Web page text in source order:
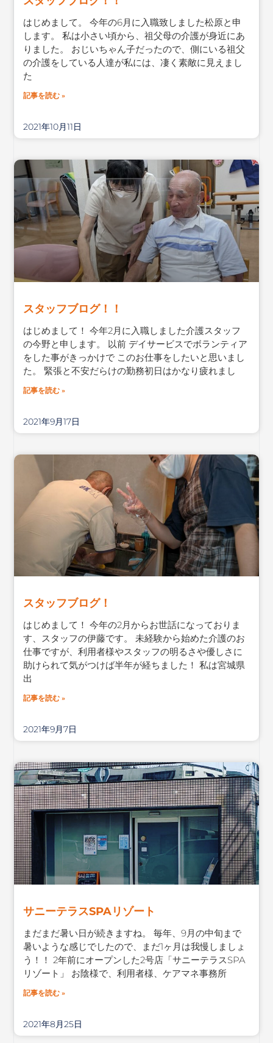
はじめまして。 今年の6月に入職致しました松原と申
します。 私は小さい頃から、祖父母の介護が身近にあ
りました。 おじいちゃん子だったので、側にいる祖父
の介護をしている人達が私には、凄く素敵に見えまし
た
記事を読む »
2021年10月11日
スタッフブログ！！
はじめまして！ 今年2月に入職しました介護スタッフ
の今野と申します。 以前 デイサービスでボランティア
をした事がきっかけで このお仕事をしたいと思いまし
た。 緊張と不安だらけの勤務初日はかなり疲れまし
記事を読む »
2021年9月17日
スタッフブログ！
はじめまして！ 今年の2月からお世話になっておりま
す、スタッフの伊藤です。 未経験から始めた介護のお
仕事ですが、利用者様やスタッフの明るさや優しさに
助けられて気がつけば半年が経ちました！ 私は宮城県
出
記事を読む »
2021年9月7日
サニーテラスSPAリゾート
まだまだ暑い日が続きますね。 毎年、9月の中旬まで
暑いような感じでしたので、まだ1ヶ月は我慢しましょ
う！！ 2年前にオープンした2号店「サニーテラスSPA
リゾート」 お陰様で、利用者様、ケアマネ事務所
記事を読む »
2021年8月25日